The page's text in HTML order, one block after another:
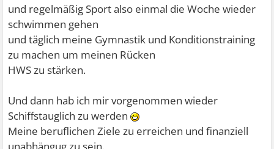
und regelmäßig Sport also einmal die Woche wieder
schwimmen gehen
und täglich meine Gymnastik und Konditionstraining
zu machen um meinen Rücken
HWS zu stärken.
Und dann hab ich mir vorgenommen wieder
Schiffstauglich zu werden
Meine beruflichen Ziele zu erreichen und finanziell